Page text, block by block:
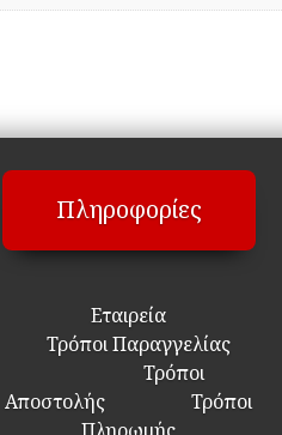
Πληροφορίες
Εταιρεία
Τρόποι Παραγγελίας
Τρόποι
Αποστολής
Τρόποι